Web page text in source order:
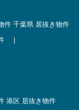
件 千葉県 居抜き物件
|
港区 居抜き物件